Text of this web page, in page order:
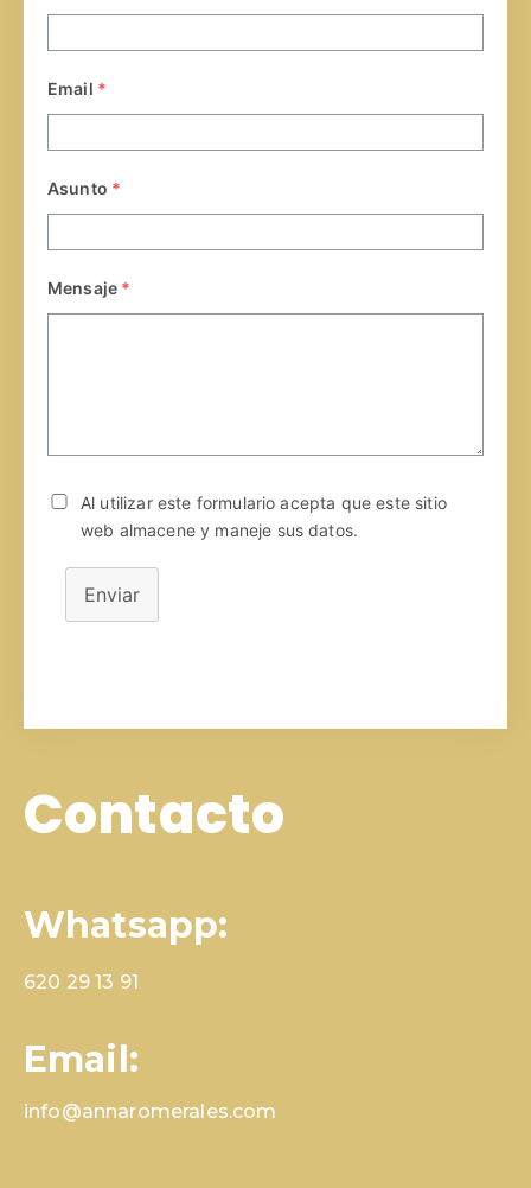
Email *
Asunto *
Mensaje *
Al utilizar este formulario acepta que este sitio
web almacene y maneje sus datos.
Enviar
Contacto
Whatsapp:
620 29 13 91
Email:
info@annaromerales.com